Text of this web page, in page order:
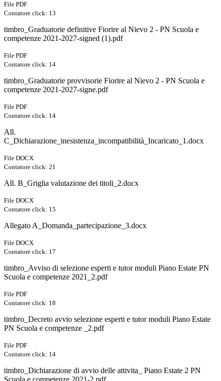
File PDF
Contatore click: 13
timbro_Graduatorie definitive Fiorire al Nievo 2 - PN Scuola e
competenze 2021-2027-signed (1).pdf
File PDF
Contatore click: 14
timbro_Graduatorie provvisorie Fiorire al Nievo 2 - PN Scuola e
competenze 2021-2027-signe.pdf
File PDF
Contatore click: 14
All.
C_Dichiarazione_inesistenza_incompatibilità_Incaricato_1.docx
File DOCX
Contatore click: 21
All. B_Griglia valutazione dei titoli_2.docx
File DOCX
Contatore click: 15
Allegato A_Domanda_partecipazione_3.docx
File DOCX
Contatore click: 17
timbro_Avviso di selezione esperti e tutor moduli Piano Estate PN
Scuola e competenze 2021_2.pdf
File PDF
Contatore click: 18
timbro_Decreto avvio selezione esperti e tutor moduli Piano Estate
PN Scuola e competenze _2.pdf
File PDF
Contatore click: 14
timbro_Dichiarazione di avvio delle attivita_ Piano Estate 2 PN
Scuola e competenze 2021-2.pdf